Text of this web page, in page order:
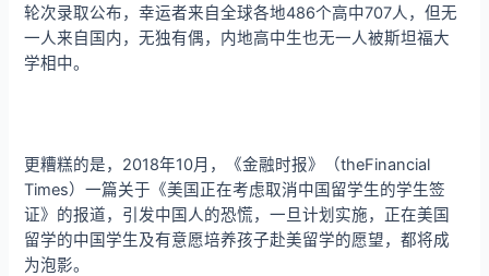
轮次录取公布，幸运者来自全球各地486个高中707人，但无
一人来自国内，无独有偶，内地高中生也无一人被斯坦福大
学相中。
更糟糕的是，2018年10月，《金融时报》（theFinancial
Times）一篇关于《美国正在考虑取消中国留学生的学生签
证》的报道，引发中国人的恐慌，一旦计划实施，正在美国
留学的中国学生及有意愿培养孩子赴美留学的愿望，都将成
为泡影。